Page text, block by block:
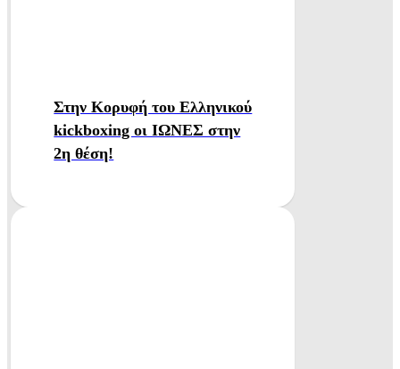
Στην Κορυφή του Ελληνικού
kickboxing οι ΙΩΝΕΣ στην
2η θέση!